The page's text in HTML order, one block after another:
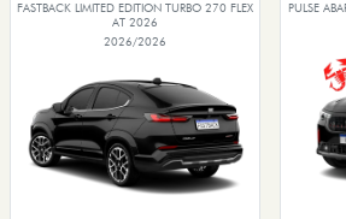
FASTBACK LIMITED EDITION TURBO 270 FLEX
AT 2026
2026/2026
PULSE